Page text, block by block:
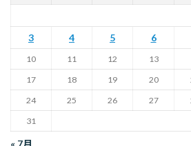
3
4 5 6
10 11 12 13
17
18 19 20
24
25 26 27
31